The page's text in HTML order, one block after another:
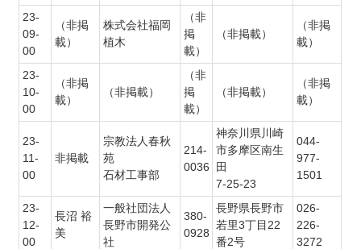
23-
09-
00
（非掲
載）
株式会社福岡
植木
（非
掲
載）
（非掲載）
（非掲
載）
23-
10-
00
（非掲
載）
（非掲載）
（非
掲
載）
（非掲載）
（非掲
載）
23-
11-
00
非掲載
宗教法人春秋
苑
石材工事部
214-
0036
神奈川県川崎
市多摩区南生
田
7-25-23
044-
977-
1501
23-
12-
00
長沼 裕
美
一般社団法人
長野市開発公
社
380-
0928
長野県長野市
若里3丁目22
番2号
026-
226-
3272